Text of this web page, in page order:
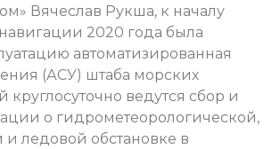
Вячеслав Рукша, к началу
2020 года была
автоматизированная
(АСУ) штаба морских
ведутся сбор и
о гидрометеорологической,
ледовой обстановке в